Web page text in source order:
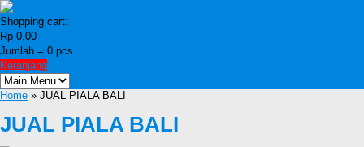
Shopping cart:
Rp 0,00
Jumlah = 0 pcs
Keranjang
Home » JUAL PIALA BALI
JUAL PIALA BALI